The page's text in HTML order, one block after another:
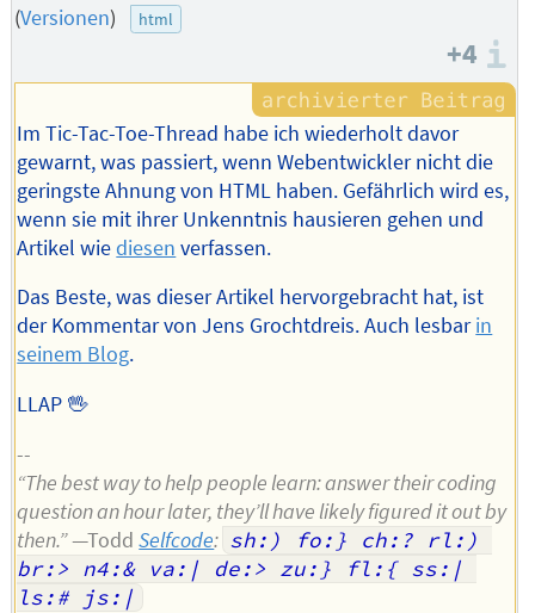
(Versionen) html
+4
Im Tic-Tac-Toe-Thread habe ich wiederholt davor
gewarnt, was passiert, wenn Webentwickler nicht die
geringste Ahnung von HTML haben. Gefährlich wird es,
wenn sie mit ihrer Unkenntnis hausieren gehen und
Artikel wiediesen verfassen.
Das Beste, was dieser Artikel hervorgebracht hat, ist
der Kommentar von Jens Grochtdreis. Auch lesbarin
seinem Blog.
LLAP 🖖
--
“The best way to help people learn: answer their coding
question an hour later, they’ll have likely figured it out by
then.”—ToddSelfcode: sh:) fo:} ch:? rl:)
br:> n4:& va:| de:> zu:} fl:{ ss:|
ls:# js:|